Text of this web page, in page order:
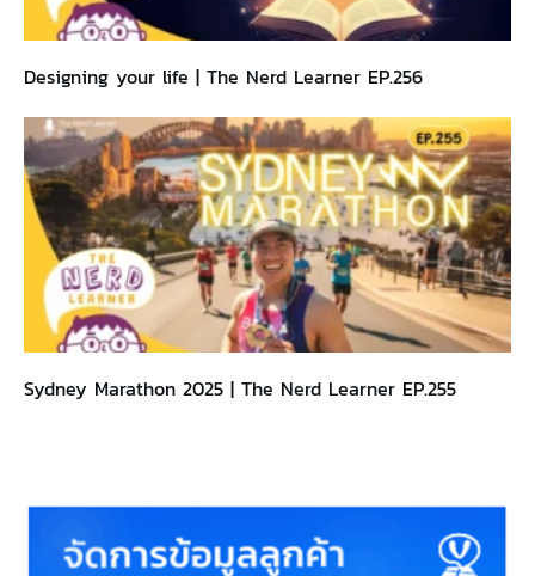
Designing your life | The Nerd Learner EP.256
Sydney Marathon 2025 | The Nerd Learner EP.255